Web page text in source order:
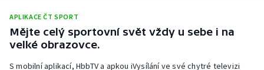
APLIKACE ČT SPORT
Mějte celý sportovní svět vždy u sebe i na
velké obrazovce.
S mobilní aplikací, HbbTV a apkou iVysílání ve své chytré televizi